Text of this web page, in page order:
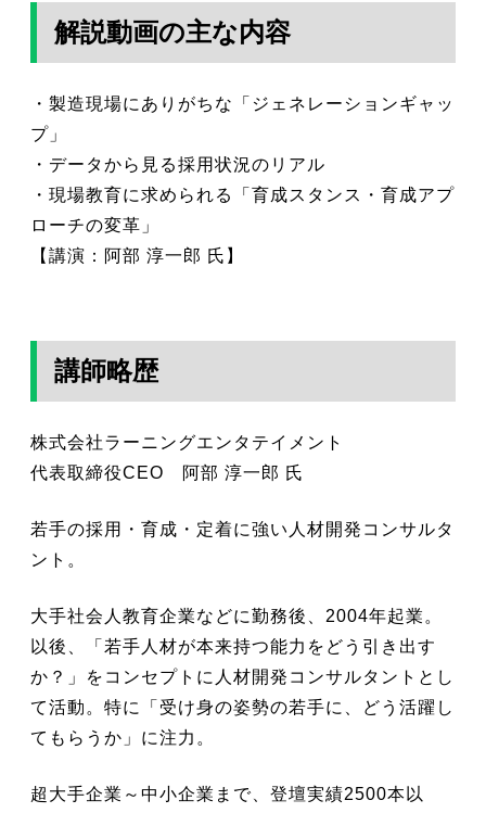
解説動画の主な内容
・製造現場にありがちな「ジェネレーションギャッ
プ」
・データから見る採用状況のリアル
・現場教育に求められる「育成スタンス・育成アプ
ローチの変革」
【講演：阿部 淳一郎 氏】
講師略歴
株式会社ラーニングエンタテイメント
代表取締役CEO 阿部 淳一郎 氏
若手の採用・育成・定着に強い人材開発コンサルタ
ント。
大手社会人教育企業などに勤務後、2004年起業。
以後、「若手人材が本来持つ能力をどう引き出す
か？」をコンセプトに人材開発コンサルタントとし
て活動。特に「受け身の姿勢の若手に、どう活躍し
てもらうか」に注力。
超大手企業～中小企業まで、登壇実績2500本以